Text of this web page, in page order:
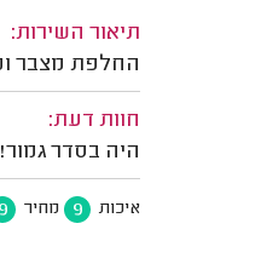
תיאור השירות:
החלפת מצבר
חוות דעת:
היה בסדר גמור!
איכות 9 מחיר 9